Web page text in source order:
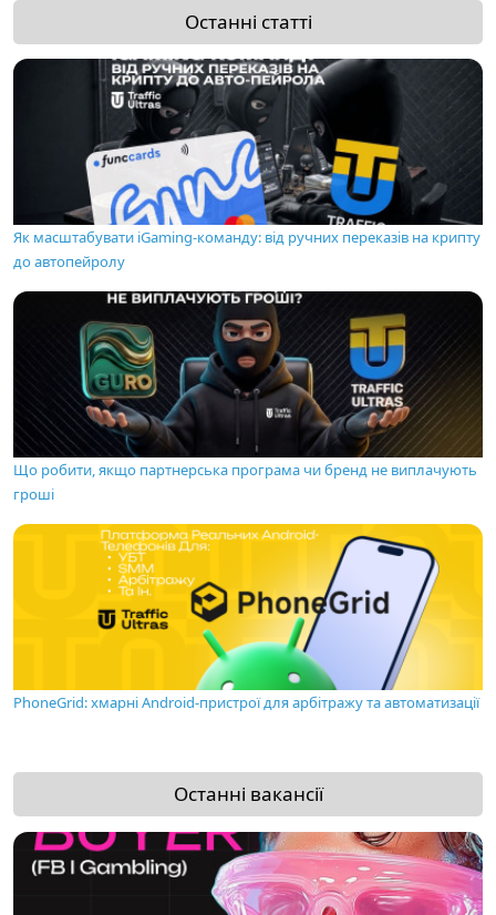
Останні статті
Як масштабувати iGaming-команду: від ручних переказів на крипту
до автопейролу
Що робити, якщо партнерська програма чи бренд не виплачують
гроші
PhoneGrid: хмарні Android-пристрої для арбітражу та автоматизації
Останні вакансії